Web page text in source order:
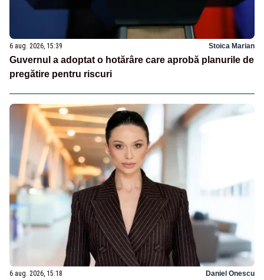
6 aug. 2026, 15:39 Stoica Marian
Guvernul a adoptat o hotărâre care aprobă planurile de
pregătire pentru riscuri
6 aug. 2026, 15:18 Daniel Onescu